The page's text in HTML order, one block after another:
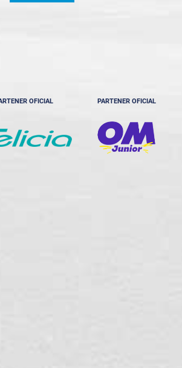
OFICIAL PARTENER OFICIAL